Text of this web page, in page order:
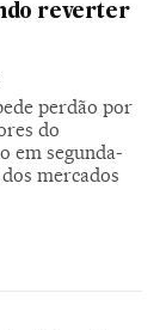
reverter
perdão por
do
em segunda-
mercados